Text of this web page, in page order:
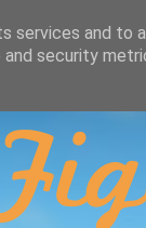
and to
security